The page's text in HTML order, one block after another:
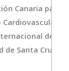
Canaria para
de
Santa Cruz